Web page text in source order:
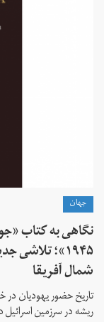
جهان
نگاهی به کتاب
۱۹۴۵»؛
شمال آفریقا
تاریخ حضور یهودیان در
ریشه در سرزمین